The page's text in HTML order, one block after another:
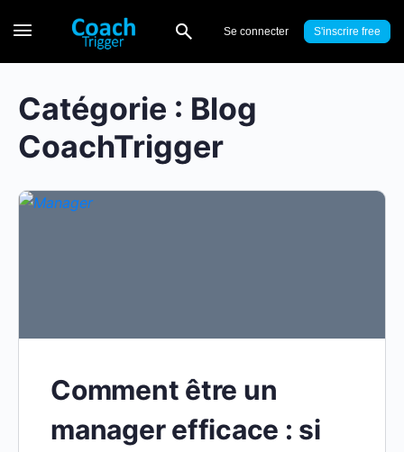
Se connecter S'inscrire
Catégorie : Blog
CoachTrigger
Comment être un
manager efficace : si